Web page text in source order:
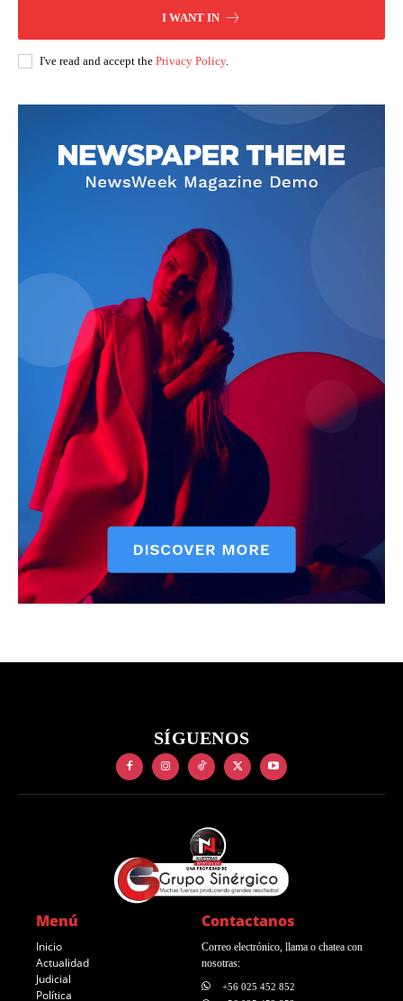
I WANT IN
I've read and accept the Privacy Policy.
SÍGUENOS
Menú
Inicio
Actualidad
Judicial
Política
Contactanos
Correo electrónico, llama o chatea con
nosotras:
+56 025 452 852